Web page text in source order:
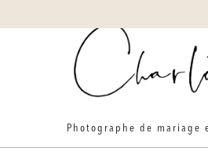
Photographe de mariage